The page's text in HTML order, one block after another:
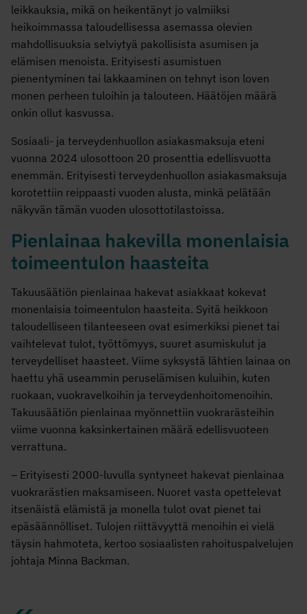
leikkauksia, mikä on heikentänyt jo valmiiksi
heikoimmassa taloudellisessa asemassa olevien
mahdollisuuksia selviytyä pakollisista asumisen ja
elämisen menoista. Erityisesti asumistuen
pienentyminen tai lakkaaminen on tehnyt ison loven
monen perheen tuloihin ja talouteen. Häätöjen määrä
onkin ollut kasvussa.
Sosiaali- ja terveydenhuollon asiakasmaksuja eteni
vuonna 2024 ulosottoon 20 prosenttia edellisvuotta
enemmän. Erityisesti terveydenhuollon asiakasmaksuja
korotettiin reippaasti vuoden alusta, minkä pelätään
näkyvän tämän vuoden ulosottotilastoissa.
Pienlainaa hakevilla monenlaisia
toimeentulon haasteita
Takuusäätiön pienlainaa hakevat asiakkaat kokevat
monenlaisia toimeentulon haasteita. Syitä heikkoon
taloudelliseen tilanteeseen ovat esimerkiksi pienet tai
vaihtelevat tulot, työttömyys, suuret asumiskulut ja
terveydelliset haasteet. Viime syksystä lähtien lainaa on
haettu yhä useammin peruselämisen kuluihin, kuten
ruokaan, vuokravelkoihin ja terveydenhoitomenoihin.
Takuusäätiön pienlainaa myönnettiin vuokrarästeihin
viime vuonna kaksinkertainen määrä edellisvuoteen
verrattuna.
– Erityisesti 2000-luvulla syntyneet hakevat pienlainaa
vuokrarästien maksamiseen. Nuoret vasta opettelevat
itsenäistä elämistä ja monella tulot ovat pienet tai
epäsäännölliset. Tulojen riittävyyttä menoihin ei vielä
täysin hahmoteta, kertoo sosiaalisten rahoituspalvelujen
johtaja Minna Backman.